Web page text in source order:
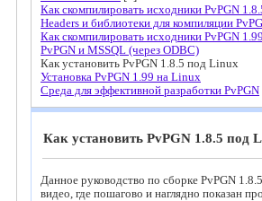
Как скомпилировать исходники PvPGN
Headers и библиотеки для компиляции
Как скомпилировать исходники PvPGN
PvPGN и MSSQL (через ODBC)
Как установить PvPGN 1.8.5 под Linux
Установка PvPGN 1.99 на Linux
Среда для эффективной разработки PvPGN
Как установить PvPGN 1.8.5 под
Данное руководство по сборке PvPGN
видео, где пошагово и наглядно показан